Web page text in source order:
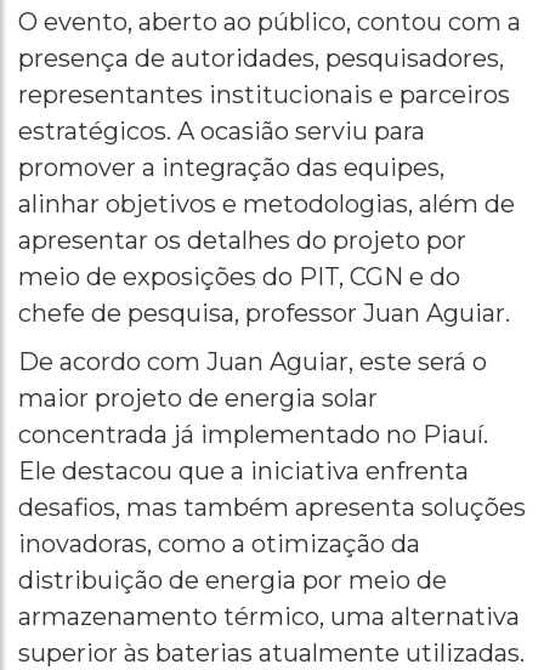
O evento, aberto ao público, contou com a
presença de autoridades, pesquisadores,
representantes institucionais e parceiros
estratégicos. A ocasião serviu para
promover a integração das equipes,
alinhar objetivos e metodologias, além de
apresentar os detalhes do projeto por
meio de exposições do PIT, CGN e do
chefe de pesquisa, professor Juan Aguiar.
De acordo com Juan Aguiar, este será o
maior projeto de energia solar
concentrada já implementado no Piauí.
Ele destacou que a iniciativa enfrenta
desafios, mas também apresenta soluções
inovadoras, como a otimização da
distribuição de energia por meio de
armazenamento térmico, uma alternativa
superior às baterias atualmente utilizadas.